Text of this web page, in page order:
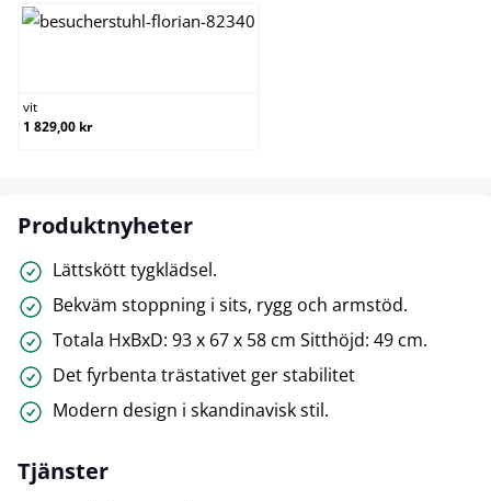
vit
1 829,00 kr
Produktnyheter
Lättskött tygklädsel.
Bekväm stoppning i sits, rygg och armstöd.
Totala HxBxD: 93 x 67 x 58 cm Sitthöjd: 49 cm.
Det fyrbenta trästativet ger stabilitet
Modern design i skandinavisk stil.
Tjänster